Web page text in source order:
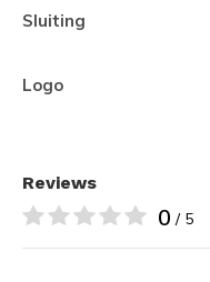
Sluiting
Logo
Reviews
0 / 5